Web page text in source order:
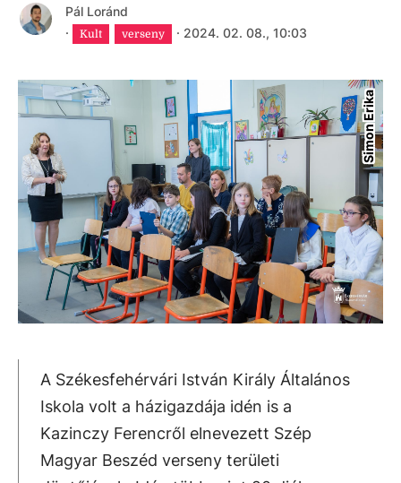
Pál Loránd
·
Kult verseny · 2024. 02. 08., 10:03
Simon Erika
A Székesfehérvári István Király Általános
Iskola volt a házigazdája idén is a
Kazinczy Ferencről elnevezett Szép
Magyar Beszéd verseny területi